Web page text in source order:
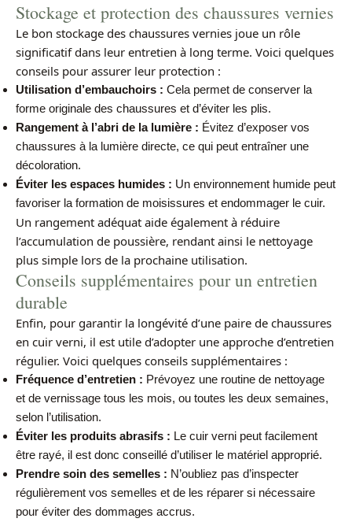
Stockage et protection des chaussures vernies
Le bon stockage des chaussures vernies joue un rôle
significatif dans leur entretien à long terme. Voici quelques
conseils pour assurer leur protection :
Utilisation d’embauchoirs : Cela permet de conserver la
forme originale des chaussures et d’éviter les plis.
Rangement à l’abri de la lumière : Évitez d’exposer vos
chaussures à la lumière directe, ce qui peut entraîner une
décoloration.
Éviter les espaces humides : Un environnement humide peut
favoriser la formation de moisissures et endommager le cuir.
Un rangement adéquat aide également à réduire
l’accumulation de poussière, rendant ainsi le nettoyage
plus simple lors de la prochaine utilisation.
Conseils supplémentaires pour un entretien
durable
Enfin, pour garantir la longévité d’une paire de chaussures
en cuir verni, il est utile d’adopter une approche d’entretien
régulier. Voici quelques conseils supplémentaires :
Fréquence d’entretien : Prévoyez une routine de nettoyage
et de vernissage tous les mois, ou toutes les deux semaines,
selon l’utilisation.
Éviter les produits abrasifs : Le cuir verni peut facilement
être rayé, il est donc conseillé d’utiliser le matériel approprié.
Prendre soin des semelles : N’oubliez pas d’inspecter
régulièrement vos semelles et de les réparer si nécessaire
pour éviter des dommages accrus.